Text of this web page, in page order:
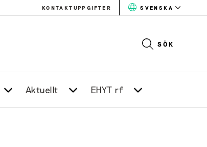
KONTAKTUPPGIFTER SVENSKA
SÖK
Aktuellt EHYT rf